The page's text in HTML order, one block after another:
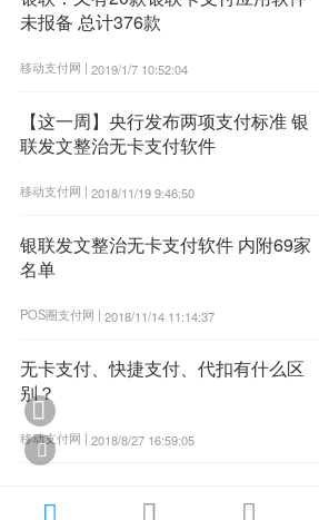
未报备 总计376款
移动支付网 | 2019/1/7 10:52:04
【这一周】央行发布两项支付标准 银
联发文整治无卡支付软件
移动支付网 | 2018/11/19 9:46:50
银联发文整治无卡支付软件 内附69家
名单
POS圈支付网 | 2018/11/14 11:14:37
无卡支付、快捷支付、代扣有什么区
别？
移动支付网 | 2018/8/27 16:59:05
  

